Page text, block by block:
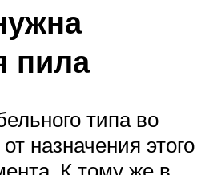
пила
типа во
назначения этого